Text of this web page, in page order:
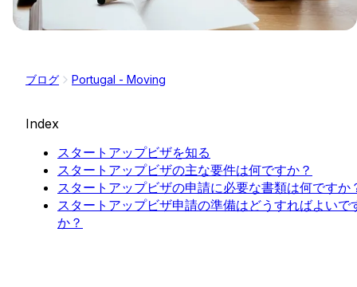
ブログ Portugal - Moving
Index
スタートアップビザを知る
スタートアップビザの主な要件は何ですか？
スタートアップビザの申請に必要な書類は何ですか
スタートアップビザ申請の準備はどうすればよいで
か？